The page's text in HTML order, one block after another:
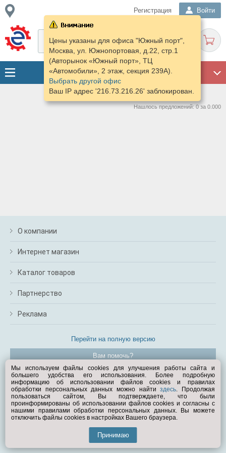
Регистрация Войти
Цены указаны для офиса "Южный порт",
Москва, ул. Южнопортовая, д.22, стр.1
(Авторынок «Южный порт», ТЦ
«Автомобили», 2 этаж, секция 239А).
Выбрать другой офис
Ваш IP адрес '216.73.216.26' заблокирован.
Нашлось предложений: 0 за 0.000
О компании
Интернет магазин
Каталог товаров
Партнерство
Реклама
Перейти на полную версию
Вам помочь?
© Exist.ru 1998—2026
Мы используем файлы cookies для улучшения работы сайта и
большего удобства его использования. Более подробную
информацию об использовании файлов cookies и правилах
обработки персональных данных можно найтиздесь. Продолжая
пользоваться сайтом, Вы подтверждаете, что были
проинформированы об использовании файлов cookies и согласны с
нашими правилами обработки персональных данных. Вы можете
отключить файлы cookies в настройках Вашего браузера.
Принимаю